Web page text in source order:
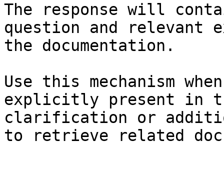
The response will
question and relevant
the documentation.
Use this mechanism
explicitly present in
clarification or